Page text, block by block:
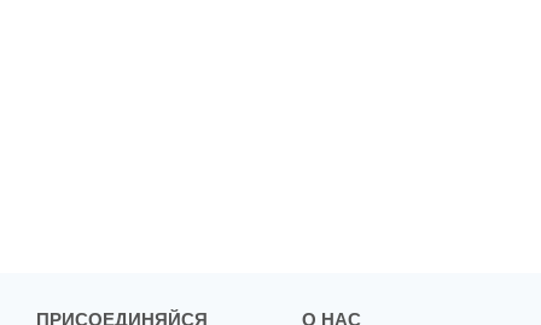
ПРИСОЕДИНЯЙСЯ О НАС